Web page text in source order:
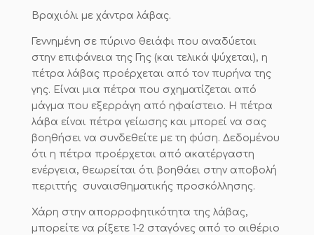
Βραχιόλι με χάντρα λάβας.
Γεννημένη σε πύρινο θειάφι που αναδύεται
στην επιφάνεια της Γης (και τελικά ψύχεται), η
πέτρα λάβας προέρχεται από τον πυρήνα της
γης. Είναι μια πέτρα που σχηματίζεται από
μάγμα που εξερράγη από ηφαίστειο. Η πέτρα
λάβα είναι πέτρα γείωσης και μπορεί να σας
βοηθήσει να συνδεθείτε με τη φύση. Δεδομένου
ότι η πέτρα προέρχεται από ακατέργαστη
ενέργεια, θεωρείται ότι βοηθάει στην αποβολή
περιττής συναισθηματικής προσκόλλησης.
Χάρη στην απορροφητικότητα της λάβας,
μπορείτε να ρίξετε 1-2 σταγόνες από το αιθέριο